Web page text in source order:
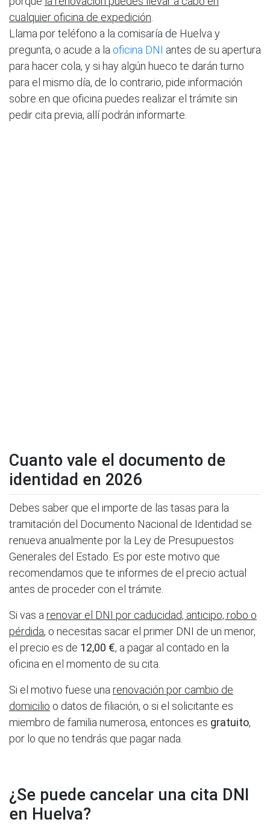
cualquier oficina de expedición.
Llama por teléfono a la comisaría de Huelva y
pregunta, o acude a la oficina DNI antes de su apertura
para hacer cola, y si hay algún hueco te darán turno
para el mismo día, de lo contrario, pide información
sobre en que oficina puedes realizar el trámite sin
pedir cita previa, allí podrán informarte.
Cuanto vale el documento de
identidad en 2026
Debes saber que el importe de las tasas para la
tramitación del Documento Nacional de Identidad se
renueva anualmente por la Ley de Presupuestos
Generales del Estado. Es por este motivo que
recomendamos que te informes de el precio actual
antes de proceder con el trámite.
Si vas arenovar el DNI por caducidad, anticipo, robo o
pérdida, o necesitas sacar el primer DNI de un menor,
el precio es de 12,00 €, a pagar al contado en la
oficina en el momento de su cita.
Si el motivo fuese unarenovación por cambio de
domicilio o datos de filiación, o si el solicitante es
miembro de familia numerosa, entonces es gratuito,
por lo que no tendrás que pagar nada.
¿Se puede cancelar una cita DNI
en Huelva?